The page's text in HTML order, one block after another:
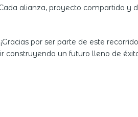
alianza, proyecto compartido y
por ser parte de este
construyendo un futuro lleno de